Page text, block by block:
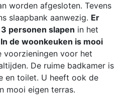
worden afgesloten. Tevens
slaapbank aanwezig. Er
personen slapen in het
In de woonkeuken is mooi
voorzieningen voor het
De ruime badkamer is
en toilet. U heeft ook de
mooi eigen terras.